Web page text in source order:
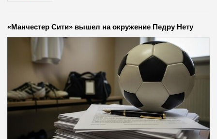
«Манчестер Сити» вышел на окружение Педру Нету